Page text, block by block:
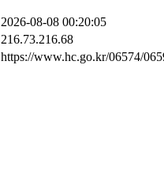
2026-08-08 00:20:05
216.73.216.68
https://www.hc.go.kr/06574/